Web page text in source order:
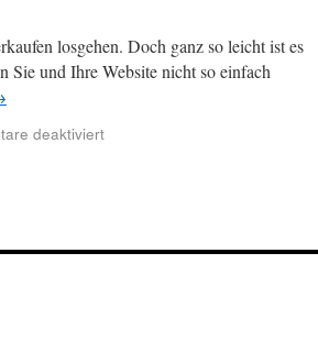
losgehen. Doch ganz so leicht ist es
Sie und Ihre Website nicht so einfach
deaktiviert